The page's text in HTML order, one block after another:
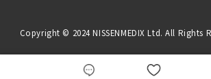
Copyright © 2024 NISSENMEDIX Ltd. All Rights